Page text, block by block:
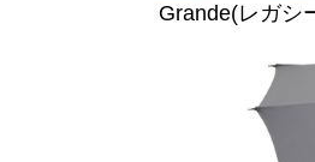
Grande(レガシ